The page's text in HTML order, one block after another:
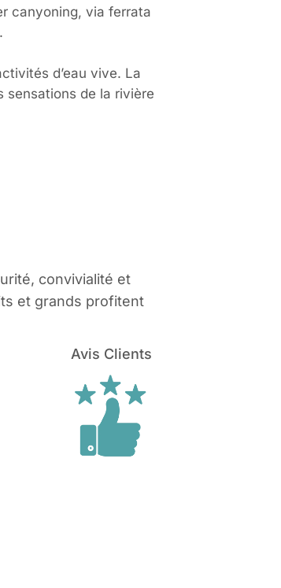
canyoning, via ferrata
d’eau vive. La
sensations de la rivière
convivialité et
et grands profitent
Avis Clients